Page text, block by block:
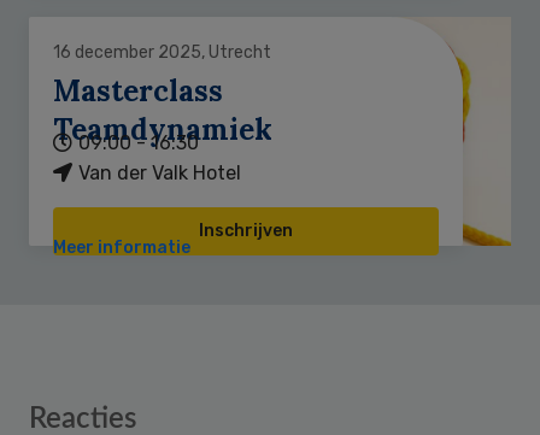
16 december 2025, Utrecht
Masterclass
Teamdynamiek
09:00 - 16:30
Van der Valk Hotel
Inschrijven
Meer informatie
Reader
Reacties